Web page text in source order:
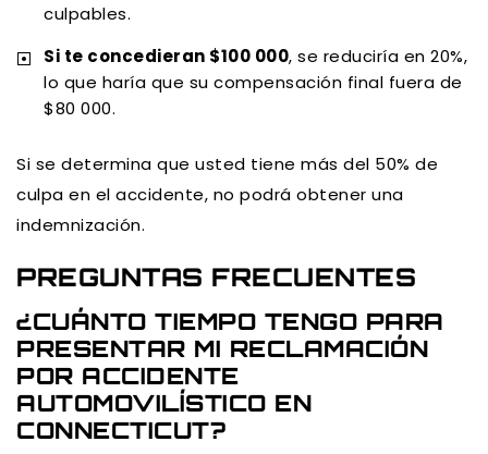
culpables.
Si te concedieran $100 000, se reduciría en 20%,
lo que haría que su compensación final fuera de
$80 000.
Si se determina que usted tiene más del 50% de
culpa en el accidente, no podrá obtener una
indemnización.
PREGUNTAS FRECUENTES
¿CUÁNTO TIEMPO TENGO PARA
PRESENTAR MI RECLAMACIÓN
POR ACCIDENTE
AUTOMOVILÍSTICO EN
CONNECTICUT?